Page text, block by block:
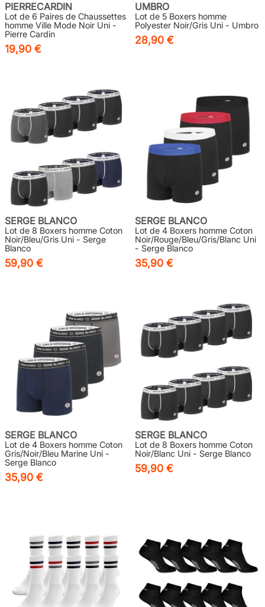
PIERRECARDIN
Lot de 6 Paires de Chaussettes
homme Ville Mode Noir Uni -
Pierre Cardin
19,90 €
UMBRO
Lot de 5 Boxers homme
Polyester Noir/Gris Uni - Umbro
28,90 €
SERGE BLANCO
Lot de 8 Boxers homme Coton
Noir/Bleu/Gris Uni - Serge
Blanco
59,90 €
SERGE BLANCO
Lot de 4 Boxers homme Coton
Noir/Rouge/Bleu/Gris/Blanc Uni
- Serge Blanco
35,90 €
SERGE BLANCO
Lot de 4 Boxers homme Coton
Gris/Noir/Bleu Marine Uni -
Serge Blanco
35,90 €
SERGE BLANCO
Lot de 8 Boxers homme Coton
Noir/Blanc Uni - Serge Blanco
59,90 €